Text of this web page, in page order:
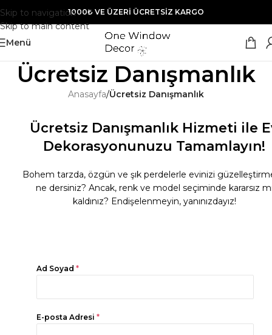
Skip to navigation
Skip to main content
1000₺ VE ÜZERİ ÜCRETSİZ KARGO
Menü
Ücretsiz Danışmanlık
Anasayfa/Ücretsiz Danışmanlık
Ücretsiz Danışmanlık Hizmeti ile
Dekorasyonunuzu Tamamlayın!
Bohem tarzda, özgün ve şık perdelerle evinizi
ne dersiniz? Ancak, renk ve model seçiminde kararsız
kaldınız? Endişelenmeyin, yanınızdayız!
Ad Soyad *
E-posta Adresi *